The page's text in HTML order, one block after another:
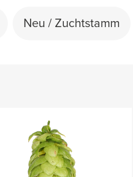
Neu / Zuchtstamm